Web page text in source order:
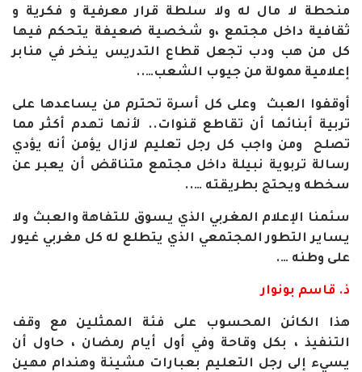
منحطة لا مال له ولا سلطة قرار معرفية و فكرية و
ثقافية داخل مجتمع ،و شخصية ضعيفة يتحكم فيها
كل من هب ودب تجعل قطاع التدريس ينخر في منابر
إعلامية ممولة من جيوب الشعب…..
أوقفوا العبث وعلى كل أسرة تحترم من يساعدها على
تربية أبنائها أن تقاطع قنوات.. لأنها تهدم أكثر مما
تصلح ومن واجب كل رجل تعليم لازال يؤمن أنه يؤدي
رسالة تربوية نبيلة داخل مجتمع متناقض أن يعبر عن
سخطه ويحتج بطريقته …..
سئمنا الإعلام المغربي الذي يسوق للتفاهة والعبث ولا
يساير التطور المجتمعي الذي يتطلع له كل مغربي غيور
على وطنه ….
ذ. قاسم بونوار
هذا الكائن المحسوب على فئة الممثلين مع وقف
التنفيذ ، بكل وقاحة وفي أول أيام رمضان ، حاول أن
يسيء إلى رجل التعليم بعبارات مشينة وهندام مهين